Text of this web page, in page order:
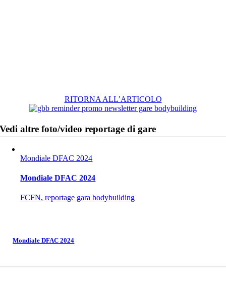
RITORNA ALL’ARTICOLO
Vedi altre foto/video reportage di gare
Mondiale DFAC 2024
Mondiale DFAC 2024
FCFN,reportage gara bodybuilding
Mondiale DFAC 2024